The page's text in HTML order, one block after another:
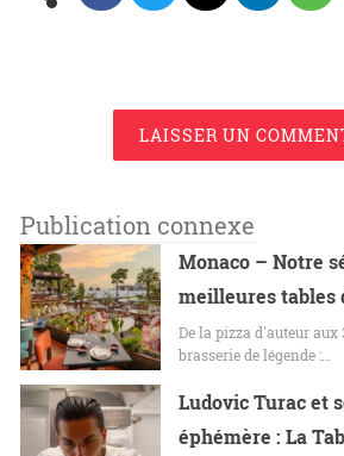
LAISSER UN
Publication connexe
Monaco – Notre
meilleures tables
De la pizza d'auteur aux
brasserie de légende :…
Ludovic Turac et
éphémère : La